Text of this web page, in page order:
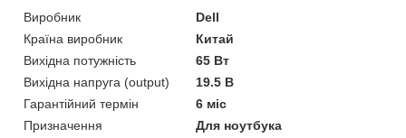
Виробник
Dell
Країна виробник
Китай
Вихідна потужність
65 Вт
Вихідна напруга (output)
19.5 В
Гарантійний термін
6 міс
Призначення
Для ноутбука